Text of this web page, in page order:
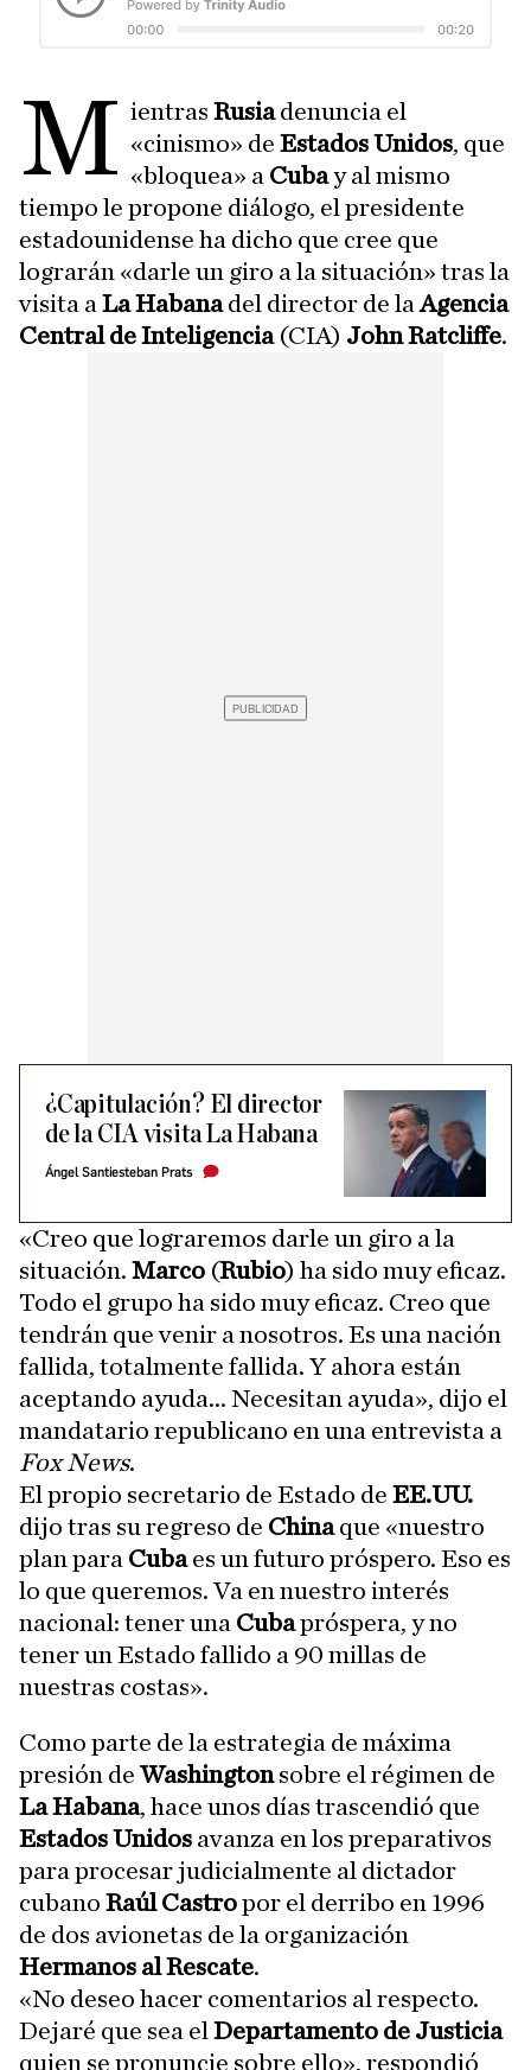
M ientrasRusiadenuncia el
«cinismo» deEstados Unidos, que
«bloquea» a Cubay al mismo
tiempo le propone diálogo, el presidente
estadounidense ha dicho que cree que
lograrán «darle un giro a la situación» tras la
visita a La Habanadel director de laAgencia
Central de Inteligencia(CIA) John Ratcliffe.
¿Capitulación? El director
de la CIA visita La Habana
Ángel Santiesteban Prats
«Creo que lograremos darle un giro a la
situación. Marco (Rubio) ha sido muy eficaz.
Todo el grupo ha sido muy eficaz. Creo que
tendrán que venir a nosotros. Es una nación
fallida, totalmente fallida. Y ahora están
aceptando ayuda... Necesitan ayuda», dijo el
mandatario republicano en una entrevista a
Fox News.
El propio secretario de Estado de EE.UU.
dijo tras su regreso de Chinaque «nuestro
plan para Cubaes un futuro próspero. Eso es
lo que queremos. Va en nuestro interés
nacional: tener una Cubapróspera, y no
tener un Estado fallido a 90 millas de
nuestras costas».
Como parte de la estrategia de máxima
presión de Washingtonsobre el régimen de
La Habana, hace unos días trascendió que
Estados Unidos avanza en los preparativos
para procesar judicialmente al dictador
cubano Raúl Castropor el derribo en 1996
de dos avionetas de la organización
Hermanos al Rescate.
«No deseo hacer comentarios al respecto.
Dejaré que sea el Departamento de Justicia
quien se pronuncie sobre ello», respondió